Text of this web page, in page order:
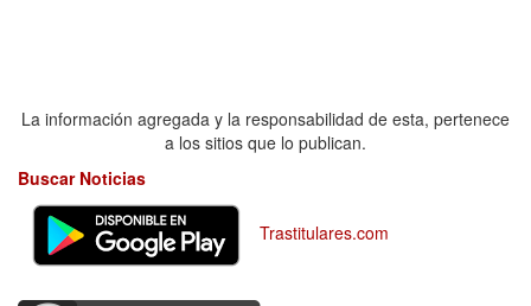
La información agregada y la responsabilidad de esta, pertenece
a los sitios que lo publican.
Buscar Noticias
Trastitulares.com